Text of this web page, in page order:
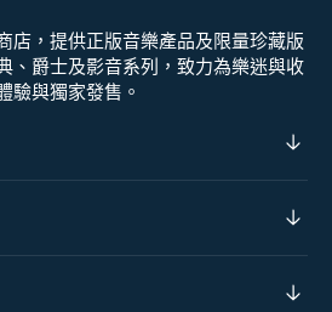
店，提供正版音樂產品及限量珍藏版
、爵士及影音系列，致力為樂迷與收
驗與獨家發售。